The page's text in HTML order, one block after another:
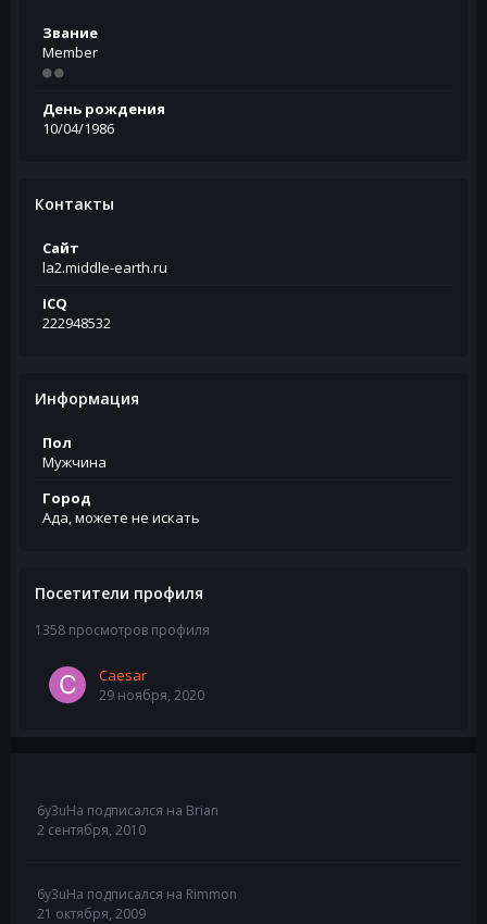
Звание
Member
День рождения
10/04/1986
Контакты
Сайт
la2.middle-earth.ru
ICQ
222948532
Информация
Пол
Мужчина
Город
Ада, можете не искать
Посетители профиля
1358 просмотров профиля
Caesar
29 ноября, 2020
6y3uHa подписался на Brian
2 сентября, 2010
6y3uHa подписался на Rimmon
21 октября, 2009